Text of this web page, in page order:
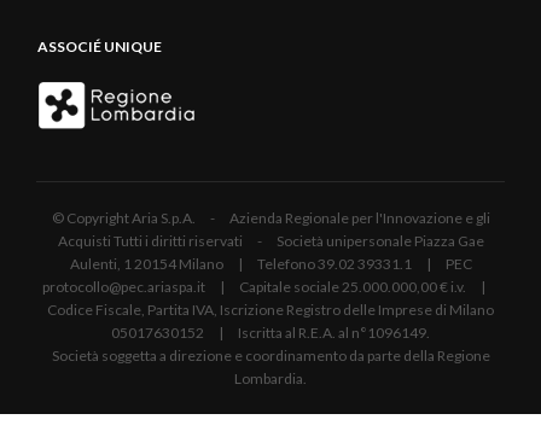
ASSOCIÉ UNIQUE
© Copyright Aria S.p.A. - Azienda Regionale per l'Innovazione e gli
Acquisti Tutti i diritti riservati - Società unipersonale Piazza Gae
Aulenti, 1 20154 Milano | Telefono 39.02 39331.1 | PEC
protocollo@pec.ariaspa.it | Capitale sociale 25.000.000,00 € i.v. |
Codice Fiscale, Partita IVA, Iscrizione Registro delle Imprese di Milano
05017630152 | Iscritta al R.E.A. al n°1096149.
Società soggetta a direzione e coordinamento da parte della Regione
Lombardia.